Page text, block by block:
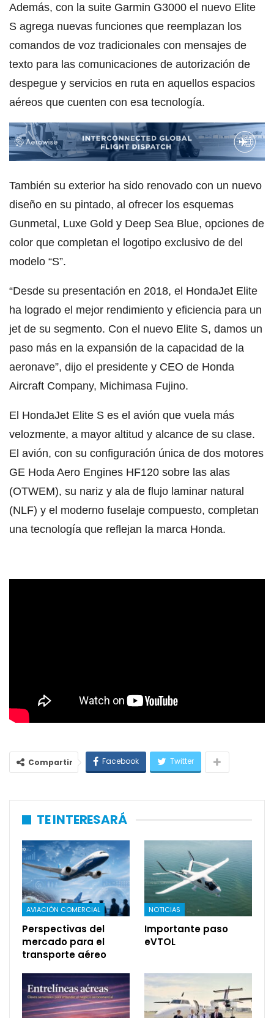
Además, con la suite Garmin G3000 el nuevo Elite
S agrega nuevas funciones que reemplazan los
comandos de voz tradicionales con mensajes de
texto para las comunicaciones de autorización de
despegue y servicios en ruta en aquellos espacios
aéreos que cuenten con esa tecnología.
También su exterior ha sido renovado con un nuevo
diseño en su pintado, al ofrecer los esquemas
Gunmetal, Luxe Gold y Deep Sea Blue, opciones de
color que completan el logotipo exclusivo de del
modelo “S”.
“Desde su presentación en 2018, el HondaJet Elite
ha logrado el mejor rendimiento y eficiencia para un
jet de su segmento. Con el nuevo Elite S, damos un
paso más en la expansión de la capacidad de la
aeronave”, dijo el presidente y CEO de Honda
Aircraft Company, Michimasa Fujino.
El HondaJet Elite S es el avión que vuela más
velozmente, a mayor altitud y alcance de su clase.
El avión, con su configuración única de dos motores
GE Hoda Aero Engines HF120 sobre las alas
(OTWEM), su nariz y ala de flujo laminar natural
(NLF) y el moderno fuselaje compuesto, completan
una tecnología que reflejan la marca Honda.
Compartir Facebook Twitter
TE INTERESARÁ
AVIACIÓN COMERCIAL
Perspectivas del
mercado para el
transporte aéreo
NOTICIAS
Importante paso
eVTOL